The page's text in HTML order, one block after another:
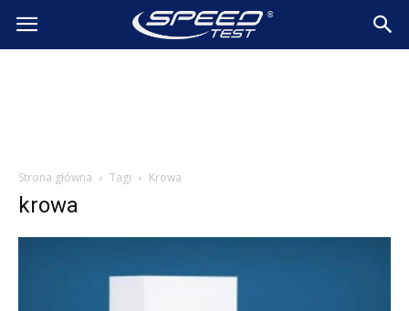
SpeedTest.pl
Strona główna Tagi Krowa
krowa